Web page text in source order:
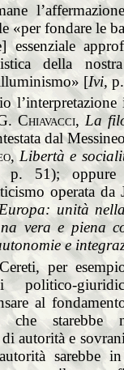
«per fondare le
essenziale
della
[Ivi,
Chiavacci,La
dal
,Libertà e
51); oppure
operata da
unità
vera e piena
e
per
politico-
al
che starebbe
autorità e
sarebbe